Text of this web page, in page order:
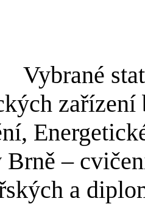
Vybrané
zařízení
–
a